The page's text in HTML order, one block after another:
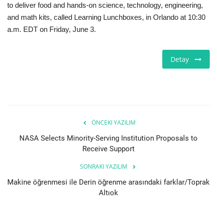
Makaleler
to deliver food and hands-on science, technology, engineering,
and math kits, called Learning Lunchboxes, in Orlando at 10:30
a.m. EDT on Friday, June 3.
Detay
ÖNCEKI YAZILIM
NASA Selects Minority-Serving Institution Proposals to
Receive Support
SONRAKI YAZILIM
Makine öğrenmesi ile Derin öğrenme arasındaki farklar/Toprak
Altıok